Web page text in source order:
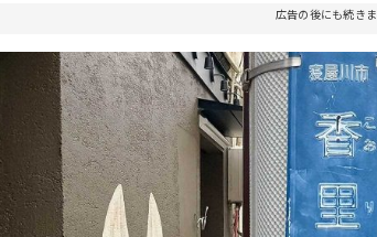
広告の後にも続き